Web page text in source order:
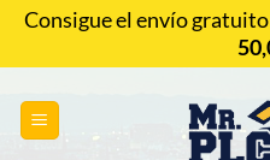
Saltar
contenido
Consigue el envío